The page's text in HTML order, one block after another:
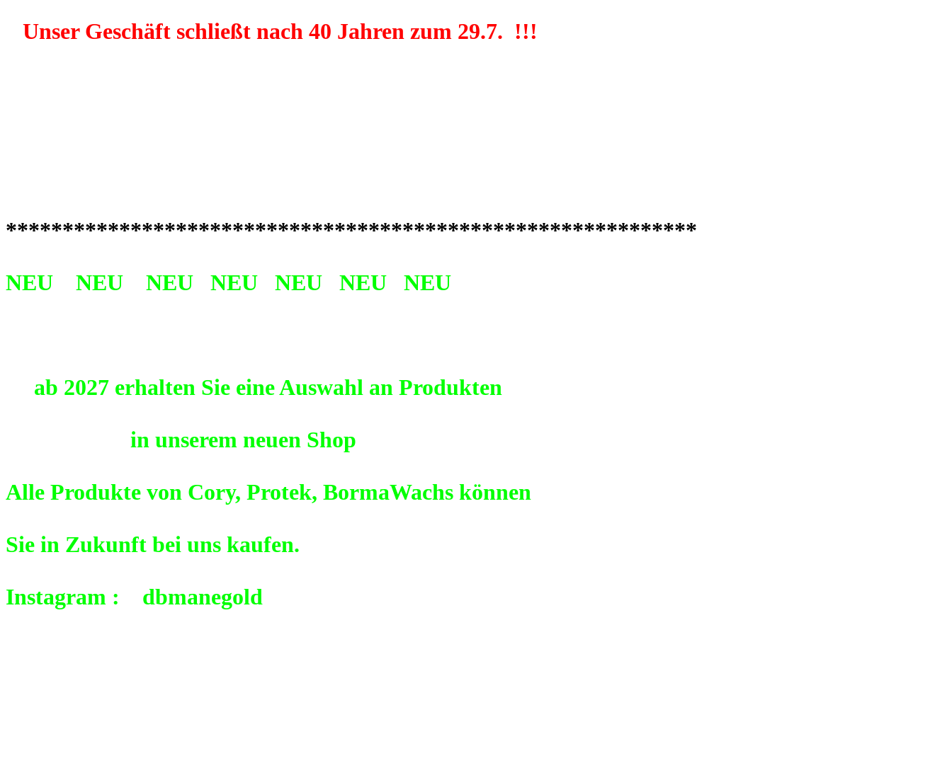
Unser Geschäft schließt nach 40 Jahren zum 29.7. !!!
*************************************************************
NEU NEU NEU NEU NEU NEU NEU
ab 2027 erhalten Sie eine Auswahl an Produkten
in unserem neuen Shop
Alle Produkte von Cory, Protek, BormaWachs können
Sie in Zukunft bei uns kaufen.
Instagram : dbmanegold